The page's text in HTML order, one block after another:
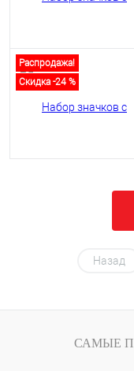
Распродажа!
Скидка -24 %
Назад
САМЫЕ